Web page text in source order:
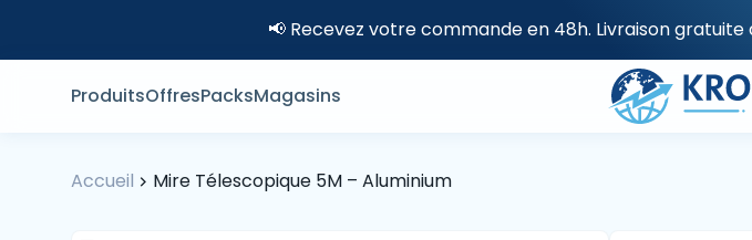
📢 Recevez votre commande en 48h. Livraison gratuite
ProduitsOffresPacksMagasins
Accueil Mire Télescopique 5M – Aluminium